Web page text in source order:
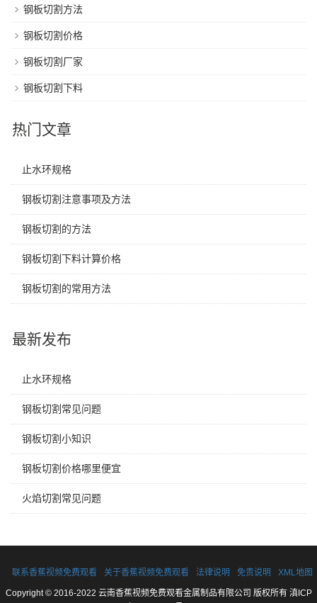
钢板切割方法
钢板切割价格
钢板切割厂家
钢板切割下料
热门文章
止水环规格
钢板切割注意事项及方法
钢板切割的方法
钢板切割下料计算价格
钢板切割的常用方法
最新发布
止水环规格
钢板切割常见问题
钢板切割小知识
钢板切割价格哪里便宜
火焰切割常见问题
联系香蕉视频免费观看 关于香蕉视频免费观看 法律说明 免责说明 XML地图
Copyright © 2016-2022 云南香蕉视频免费观看金属制品有限公司 版权所有 滇ICP